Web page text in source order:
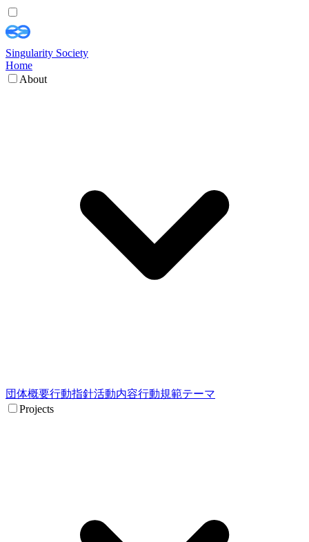
Singularity Society
Home
About
団体概要行動指針活動内容行動規範テーマ
Projects